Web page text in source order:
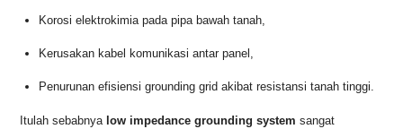
Korosi elektrokimia pada pipa bawah tanah,
Kerusakan kabel komunikasi antar panel,
Penurunan efisiensi grounding grid akibat resistansi tanah tinggi.
Itulah sebabnya low impedance grounding system sangat